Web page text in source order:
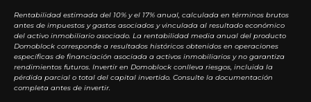
Rentabilidad estimada del 10% y el 17% anual, calculada en términos brutos
antes de impuestos y gastos asociados y vinculada al resultado económico
del activo inmobiliario asociado. La rentabilidad media anual del producto
Domoblock corresponde a resultados históricos obtenidos en operaciones
específicas de financiación asociada a activos inmobiliarios y no garantiza
rendimientos futuros. Invertir en Domoblock conlleva riesgos, incluida la
pérdida parcial o total del capital invertido. Consulte la documentación
completa antes de invertir.